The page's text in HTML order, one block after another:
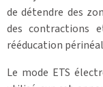
de détendre des
des contractions
rééducation
Le mode ETS